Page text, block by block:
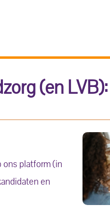
(en LVB):
ons platform(in
en